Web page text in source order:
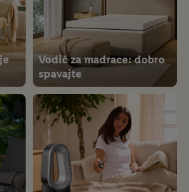
Vodič za madrace: dobro
spavajte
pronaći ovdje.